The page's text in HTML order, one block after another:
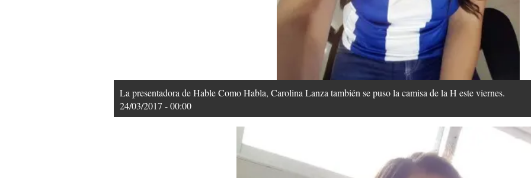
La presentadora de Hable Como Habla, Carolina Lanza también se puso la camisa de la H este viernes.
24/03/2017 - 00:00